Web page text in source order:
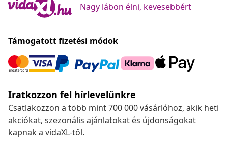
Nagy lábon élni, kevesebbért
Támogatott fizetési módok
Iratkozzon fel hírlevelünkre
Csatlakozzon a több mint 700 000 vásárlóhoz, akik heti
akciókat, szezonális ajánlatokat és újdonságokat
kapnak a vidaXL-től.